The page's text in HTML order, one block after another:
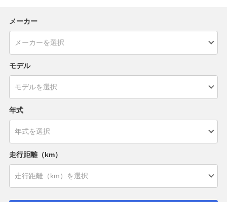
メーカー
モデル
年式
走行距離（km）